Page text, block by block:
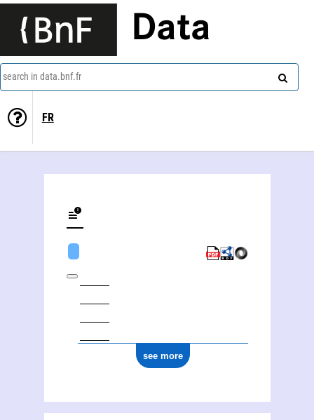
Data
search in data.bnf.fr
FR
see more